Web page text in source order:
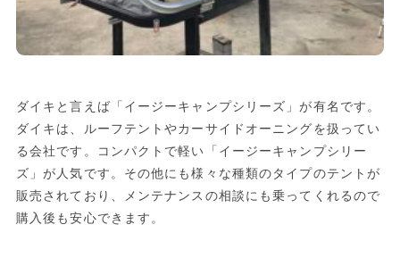
ダイキと言えば「イージーキャンプシリーズ」が有名です。
ダイキは、ルーフテントやカーサイドオーニングを扱ってい
る会社です。コンパクトで軽い「イージーキャンプシリー
ズ」が人気です。その他にも様々な種類のタイプのテントが
販売されており、メンテナンスの相談にも乗ってくれるので
購入後も安心できます。